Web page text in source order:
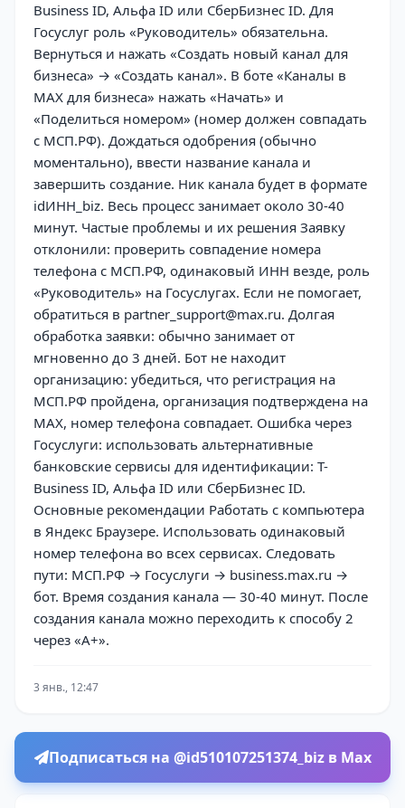
Business ID, Альфа ID или СберБизнес ID. Для
Госуслуг роль «Руководитель» обязательна.
Вернуться и нажать «Создать новый канал для
бизнеса» → «Создать канал». В боте «Каналы в
MAX для бизнеса» нажать «Начать» и
«Поделиться номером» (номер должен совпадать
с МСП.РФ). Дождаться одобрения (обычно
моментально), ввести название канала и
завершить создание. Ник канала будет в формате
idИНН_biz. Весь процесс занимает около 30-40
минут. Частые проблемы и их решения Заявку
отклонили: проверить совпадение номера
телефона с МСП.РФ, одинаковый ИНН везде, роль
«Руководитель» на Госуслугах. Если не помогает,
обратиться в partner_support@max.ru. Долгая
обработка заявки: обычно занимает от
мгновенно до 3 дней. Бот не находит
организацию: убедиться, что регистрация на
МСП.РФ пройдена, организация подтверждена на
MAX, номер телефона совпадает. Ошибка через
Госуслуги: использовать альтернативные
банковские сервисы для идентификации: T-
Business ID, Альфа ID или СберБизнес ID.
Основные рекомендации Работать с компьютера
в Яндекс Браузере. Использовать одинаковый
номер телефона во всех сервисах. Следовать
пути: МСП.РФ → Госуслуги → business.max.ru →
бот. Время создания канала — 30-40 минут. После
создания канала можно переходить к способу 2
через «А+».
3 янв., 12:47
Подписаться на @id510107251374_biz в Max